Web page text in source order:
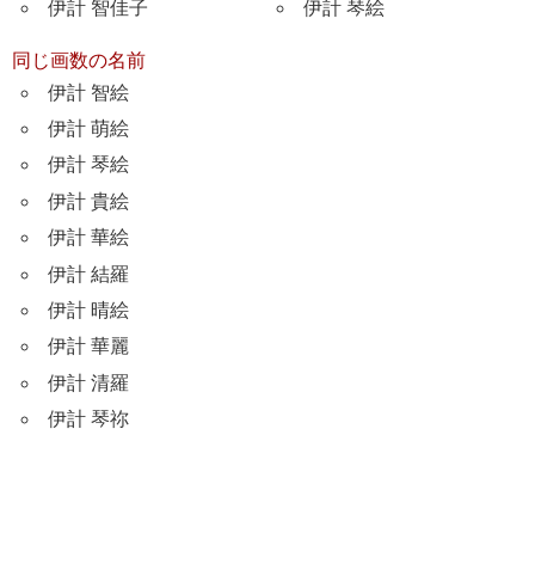
伊計 智佳子 伊計 琴絵
同じ画数の名前
伊計 智絵
伊計 萌絵
伊計 琴絵
伊計 貴絵
伊計 華絵
伊計 結羅
伊計 晴絵
伊計 華麗
伊計 清羅
伊計 琴祢